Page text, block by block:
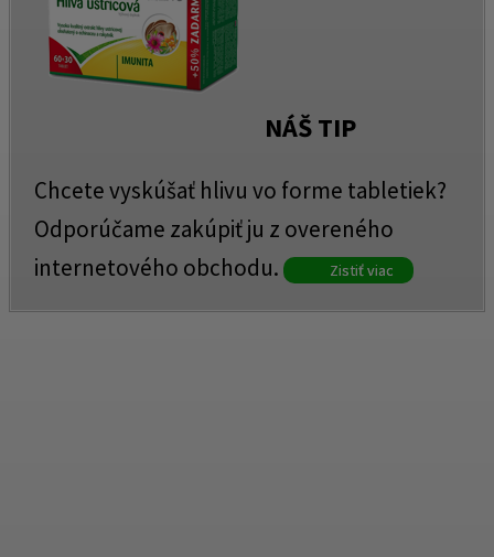
NÁŠTIP
Chcete vyskúšať hlivu vo forme tabletiek?
Odporúčame zakúpiť ju z overeného
internetového obchodu.
Zistiť viac